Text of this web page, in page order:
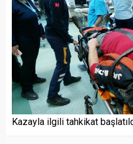
Kazayla ilgili tahkikat